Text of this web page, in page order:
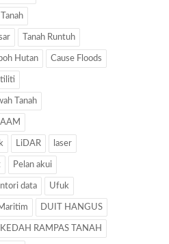
Tanah Runtuh
Hutan Cause Floods
Tanah
LiDAR laser
Pelan akui
data Ufuk
DUIT HANGUS
KEDAH RAMPAS TANAH